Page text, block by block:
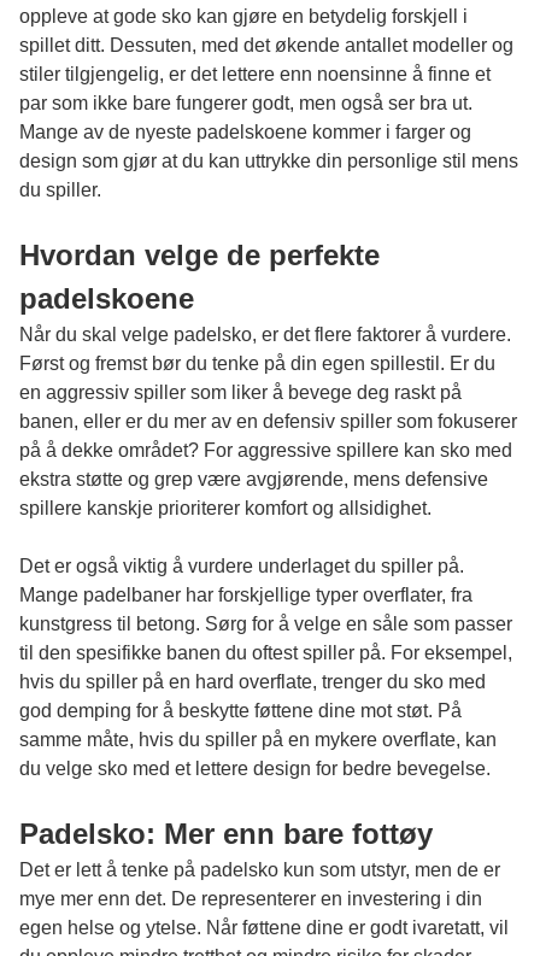
oppleve at gode sko kan gjøre en betydelig forskjell i
spillet ditt. Dessuten, med det økende antallet modeller og
stiler tilgjengelig, er det lettere enn noensinne å finne et
par som ikke bare fungerer godt, men også ser bra ut.
Mange av de nyeste padelskoene kommer i farger og
design som gjør at du kan uttrykke din personlige stil mens
du spiller.
Hvordan velge de perfekte
padelskoene
Når du skal velge padelsko, er det flere faktorer å vurdere.
Først og fremst bør du tenke på din egen spillestil. Er du
en aggressiv spiller som liker å bevege deg raskt på
banen, eller er du mer av en defensiv spiller som fokuserer
på å dekke området? For aggressive spillere kan sko med
ekstra støtte og grep være avgjørende, mens defensive
spillere kanskje prioriterer komfort og allsidighet.
Det er også viktig å vurdere underlaget du spiller på.
Mange padelbaner har forskjellige typer overflater, fra
kunstgress til betong. Sørg for å velge en såle som passer
til den spesifikke banen du oftest spiller på. For eksempel,
hvis du spiller på en hard overflate, trenger du sko med
god demping for å beskytte føttene dine mot støt. På
samme måte, hvis du spiller på en mykere overflate, kan
du velge sko med et lettere design for bedre bevegelse.
Padelsko: Mer enn bare fottøy
Det er lett å tenke på padelsko kun som utstyr, men de er
mye mer enn det. De representerer en investering i din
egen helse og ytelse. Når føttene dine er godt ivaretatt, vil